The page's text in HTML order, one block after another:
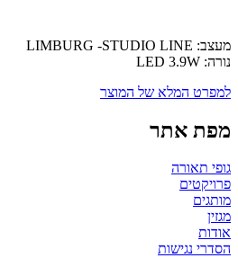
מעצב: LIMBURG -STUDIO LINE
נורה: LED 3.9W
למפרט המלא של המוצר
מפת אתר
גופי תאורה
פרויקטים
מותגים
מגזין
אודות
הסדרי נגישות